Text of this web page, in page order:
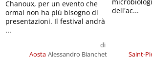
Aosta
di
Alessandro Bianchet
Chanoux, per un evento che
ormai non ha più bisogno di
presentazioni. Il festival andrà
...
Saint-
dell'ac...